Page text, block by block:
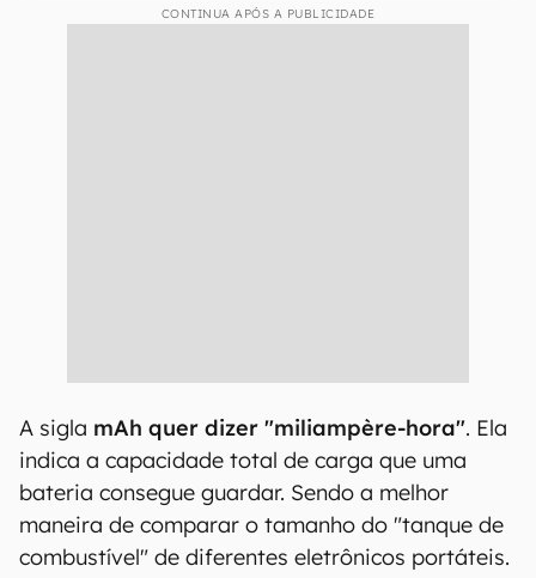
CONTINUA APÓS A PUBLICIDADE
A sigla mAh quer dizer "miliampère-hora". Ela
indica a capacidade total de carga que uma
bateria consegue guardar. Sendo a melhor
maneira de comparar o tamanho do "tanque de
combustível" de diferentes eletrônicos portáteis.